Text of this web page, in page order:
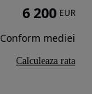
6 200 EUR
Conform mediei
Calculeaza rata